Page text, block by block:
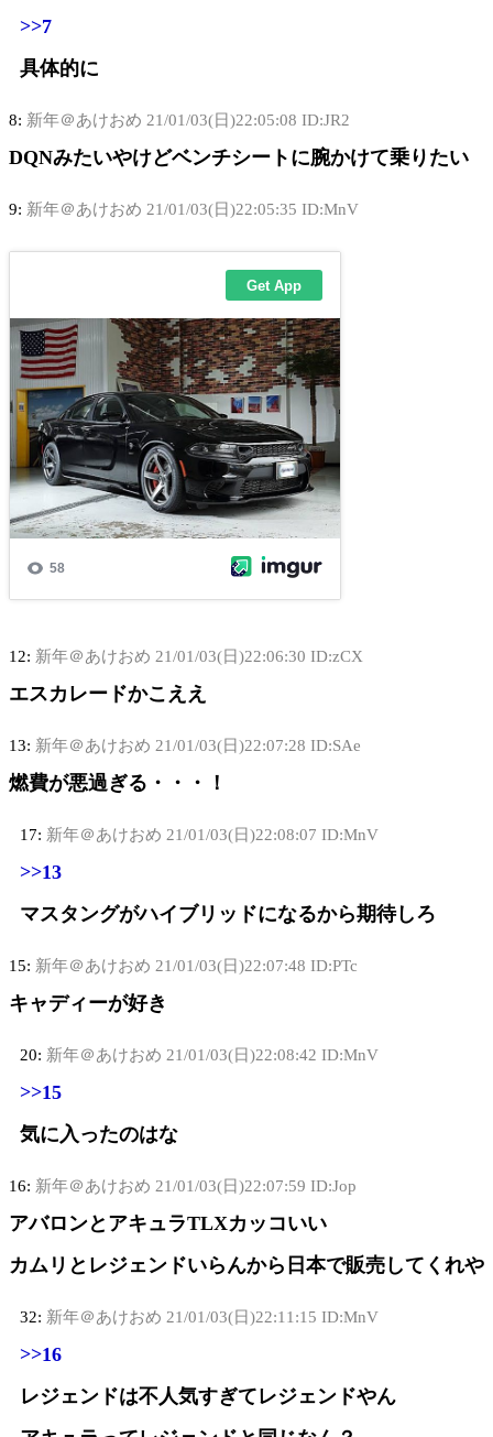
>>7
具体的に
8: 新年＠あけおめ 21/01/03(日)22:05:08 ID:JR2
DQNみたいやけどベンチシートに腕かけて乗りたい
9: 新年＠あけおめ 21/01/03(日)22:05:35 ID:MnV
12: 新年＠あけおめ 21/01/03(日)22:06:30 ID:zCX
エスカレードかこええ
13: 新年＠あけおめ 21/01/03(日)22:07:28 ID:SAe
燃費が悪過ぎる・・・！
17: 新年＠あけおめ 21/01/03(日)22:08:07 ID:MnV
>>13
マスタングがハイブリッドになるから期待しろ
15: 新年＠あけおめ 21/01/03(日)22:07:48 ID:PTc
キャディーが好き
20: 新年＠あけおめ 21/01/03(日)22:08:42 ID:MnV
>>15
気に入ったのはな
16: 新年＠あけおめ 21/01/03(日)22:07:59 ID:Jop
アバロンとアキュラTLXカッコいい
カムリとレジェンドいらんから日本で販売してくれや
32: 新年＠あけおめ 21/01/03(日)22:11:15 ID:MnV
>>16
レジェンドは不人気すぎてレジェンドやん